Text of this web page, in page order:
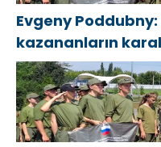
Evgeny
kazananların